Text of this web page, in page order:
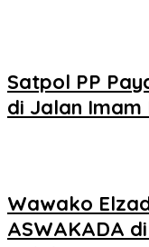
Satpol PP
di Jalan
Wawako
ASWAKADA